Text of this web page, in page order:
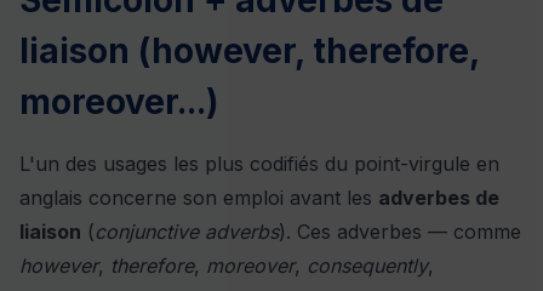
liaison (however, therefore,
moreover...)
L'un des usages les plus codifiés du point-virgule en
anglais concerne son emploi avant les adverbes de
liaison (conjunctive adverbs). Ces adverbes — comme
however, therefore, moreover, consequently,